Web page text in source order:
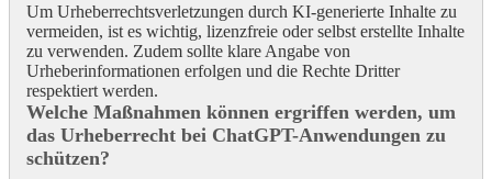
Um Urheberrechtsverletzungen durch KI-generierte Inhalte zu
vermeiden, ist es wichtig, lizenzfreie oder selbst erstellte Inhalte
zu verwenden. Zudem sollte klare Angabe von
Urheberinformationen erfolgen und die Rechte Dritter
respektiert werden.
Welche Maßnahmen können ergriffen werden, um
das Urheberrecht bei ChatGPT-Anwendungen zu
schützen?